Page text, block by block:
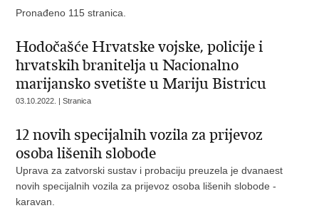
Pronađeno 115 stranica.
Hodočašće Hrvatske vojske, policije i
hrvatskih branitelja u Nacionalno
marijansko svetište u Mariju Bistricu
03.10.2022. | Stranica
12 novih specijalnih vozila za prijevoz
osoba lišenih slobode
Uprava za zatvorski sustav i probaciju preuzela je dvanaest
novih specijalnih vozila za prijevoz osoba lišenih slobode -
karavan.